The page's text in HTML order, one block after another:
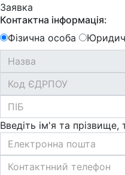
Заявка
Контактна інформація:
Фізична особа
Введіть ім'я та прізвище,